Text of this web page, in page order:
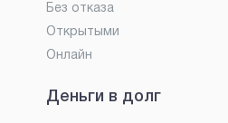
Без отказа
Открытыми
Онлайн
Деньги в долг